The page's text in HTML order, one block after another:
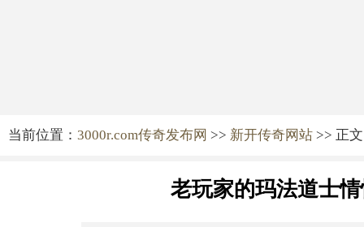
当前位置： 3000r.com传奇发布网 >> 新开传奇网站 >> 正文
老玩家的玛法道士